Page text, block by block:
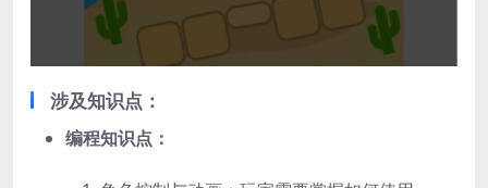
涉及知识点：
编程知识点：